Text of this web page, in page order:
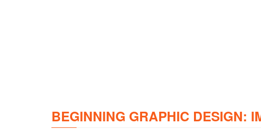
BEGINNING GRAPHIC DESIGN: